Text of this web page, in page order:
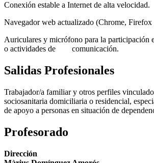
Conexión estable a Internet de alta velocidad.
Navegador web actualizado (Chrome, Firefox
Auriculares y micrófono para la participación
o actividades de comunicación.
Salidas Profesionales
Trabajador/a familiar y otros perfiles
sociosanitaria domiciliaria o residencial,
de apoyo a personas en situación de
Profesorado
Dirección